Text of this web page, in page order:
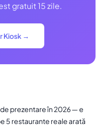
gratuit 15 zile.
Kiosk →
prezentare în 2026 — e
5 restaurante reale arată